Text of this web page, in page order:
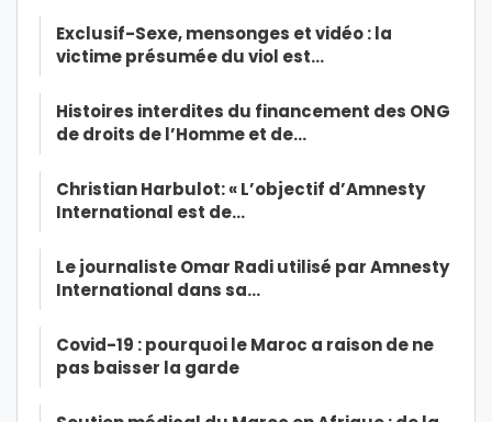
Exclusif-Sexe, mensonges et vidéo : la
victime présumée du viol est…
Histoires interdites du financement des ONG
de droits de l’Homme et de…
Christian Harbulot: « L’objectif d’Amnesty
International est de…
Le journaliste Omar Radi utilisé par Amnesty
International dans sa…
Covid-19 : pourquoi le Maroc a raison de ne
pas baisser la garde